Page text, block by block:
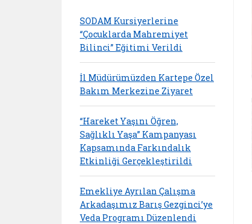
SODAM Kursiyerlerine
“Çocuklarda Mahremiyet
Bilinci” Eğitimi Verildi
İl Müdürümüzden Kartepe Özel
Bakım Merkezine Ziyaret
“Hareket Yaşını Öğren,
Sağlıklı Yaşa” Kampanyası
Kapsamında Farkındalık
Etkinliği Gerçekleştirildi
Emekliye Ayrılan Çalışma
Arkadaşımız Barış Gezginci’ye
Veda Programı Düzenlendi